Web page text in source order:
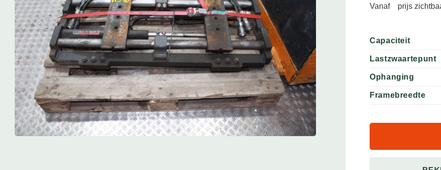
Vanaf prijs
Capaciteit
Lastzwaartepunt
Ophanging
Framebreedte